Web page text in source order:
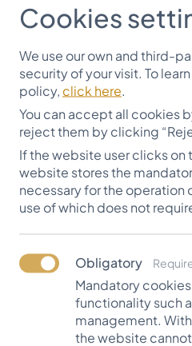
izveidoja savu uzņēmumu IK
vien, ar Eiropas
mobilā veterinārā
mikroautobusā. Tā ir
vietu dzīvniekiem
saņemts apbalvojums
Lepojamies, ka Krista ir
novadā un ik gadu ir
īstenojot fonda vēlējumu –
līmeni, lai vēlāk varētu
SIA "Apsīte"
UZZINĀT VAIRĀK
Cookies
We use our own and third-
security of your visit. To
policy, click here
You can accept all cookies
reject them by clicking
If the website user clicks on
website stores the
necessary for the operation
use of which does not
Obligatory
Mandatory
functionality such
management.
the website